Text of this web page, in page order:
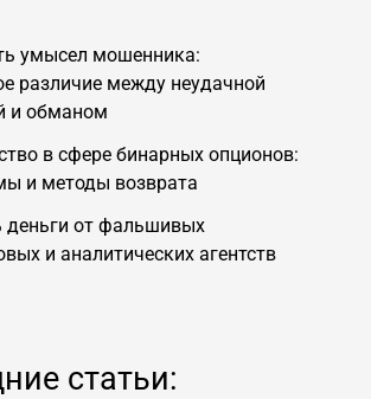
умысел мошенника:
различие между неудачной
и обманом
в сфере бинарных опционов:
и методы возврата
деньги от фальшивых
и аналитических агентств
статьи: